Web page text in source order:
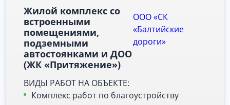
Жилой комплекс со
встроенными
помещениями,
подземными
автостоянками и ДОО
(ЖК «Притяжение»)
ООО «СК
«Балтийские
дороги»
ВИДЫ РАБОТ НА ОБЪЕКТЕ:
Комплекс работ по благоустройству